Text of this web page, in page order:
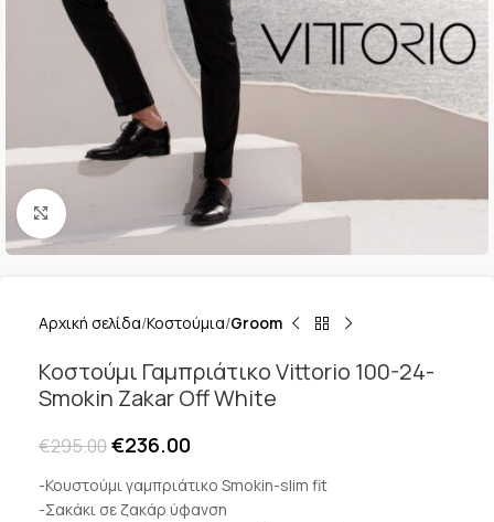
Κλικ για μεγέθυνση
Αρχική σελίδα Κοστούμια Groom
Κοστούμι Γαμπριάτικο Vittorio 100-24-
Smokin Zakar Off White
€295.00€236.00
-Κουστούμι γαμπριάτικο Smokin-slim fit
-Σακάκι σε ζακάρ ύφανση